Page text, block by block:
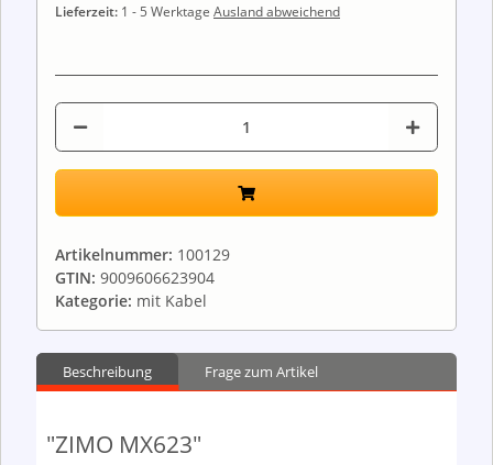
Lieferzeit: 1 - 5 Werktage Ausland abweichend
Artikelnummer: 100129
GTIN: 9009606623904
Kategorie: mit Kabel
Beschreibung Frage zum Artikel
"ZIMO MX623"